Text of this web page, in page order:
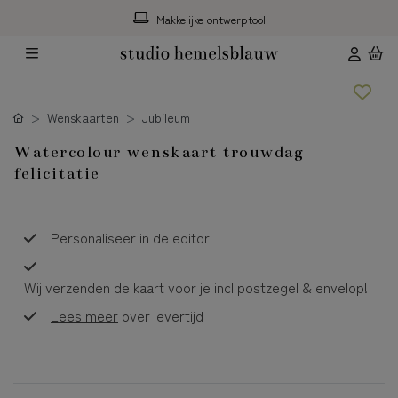
Makkelijke ontwerptool
Wenskaarten Jubileum
Watercolour wenskaart trouwdag
felicitatie
Personaliseer in de editor
Wij verzenden de kaart voor je incl postzegel & envelop!
Lees meer over levertijd